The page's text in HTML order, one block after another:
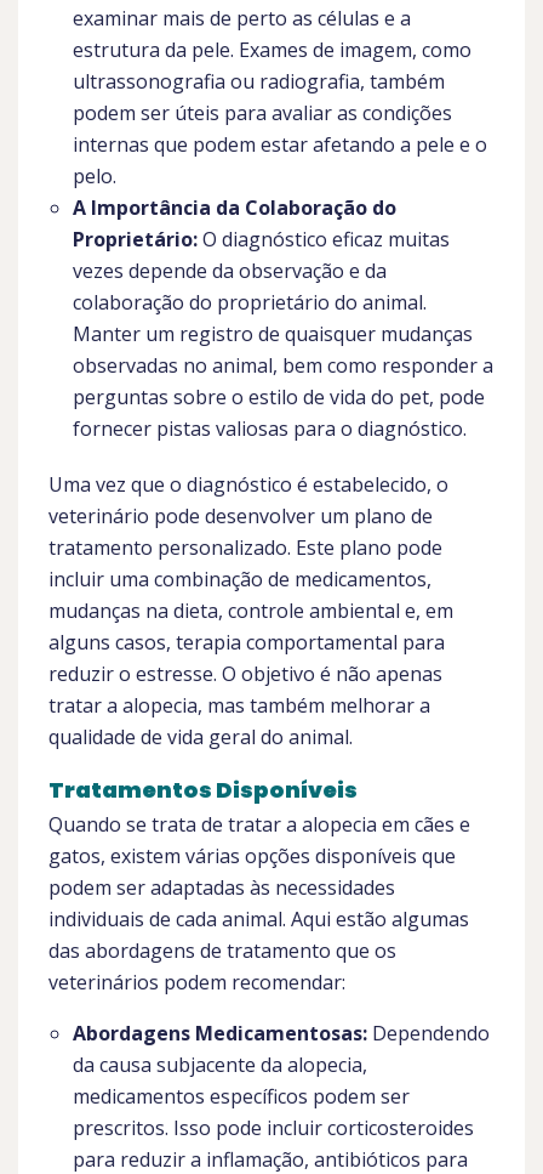
examinar mais de perto as células e a
estrutura da pele. Exames de imagem, como
ultrassonografia ou radiografia, também
podem ser úteis para avaliar as condições
internas que podem estar afetando a pele e o
pelo.
A Importância da Colaboração do
Proprietário:O diagnóstico eficaz muitas
vezes depende da observação e da
colaboração do proprietário do animal.
Manter um registro de quaisquer mudanças
observadas no animal, bem como responder a
perguntas sobre o estilo de vida do pet, pode
fornecer pistas valiosas para o diagnóstico.
Uma vez que o diagnóstico é estabelecido, o
veterinário pode desenvolver um plano de
tratamento personalizado. Este plano pode
incluir uma combinação de medicamentos,
mudanças na dieta, controle ambiental e, em
alguns casos, terapia comportamental para
reduzir o estresse. O objetivo é não apenas
tratar a alopecia, mas também melhorar a
qualidade de vida geral do animal.
Tratamentos Disponíveis
Quando se trata de tratar a alopecia em cães e
gatos, existem várias opções disponíveis que
podem ser adaptadas às necessidades
individuais de cada animal. Aqui estão algumas
das abordagens de tratamento que os
veterinários podem recomendar:
Abordagens Medicamentosas: Dependendo
da causa subjacente da alopecia,
medicamentos específicos podem ser
prescritos. Isso pode incluir corticosteroides
para reduzir a inflamação, antibióticos para